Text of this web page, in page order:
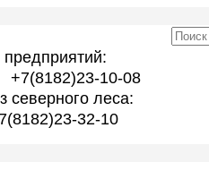
10-08
северного леса:
32-10